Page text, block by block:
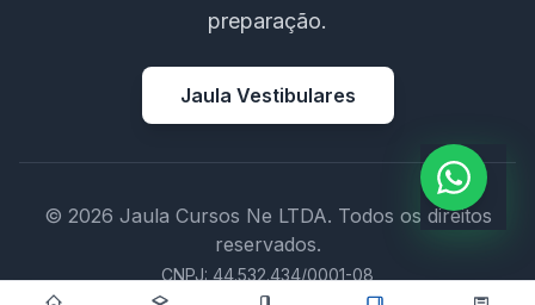
preparação.
Jaula Vestibulares
© 2026 Jaula Cursos Ne LTDA. Todos os direitos
reservados.
CNPJ: 44.532.434/0001-08